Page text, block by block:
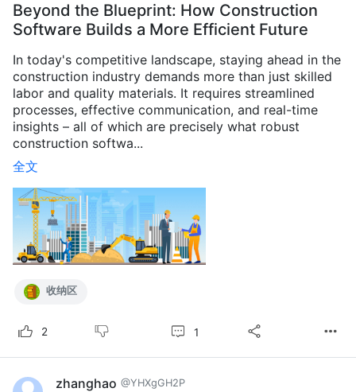
Beyond the Blueprint: How Construction
Software Builds a More Efficient Future
In today's competitive landscape, staying ahead in the
construction industry demands more than just skilled
labor and quality materials. It requires streamlined
processes, effective communication, and real-time
insights – all of which are precisely what robust
construction softwa...
全文
收纳区
2 1
zhanghao @YHXgGH2P